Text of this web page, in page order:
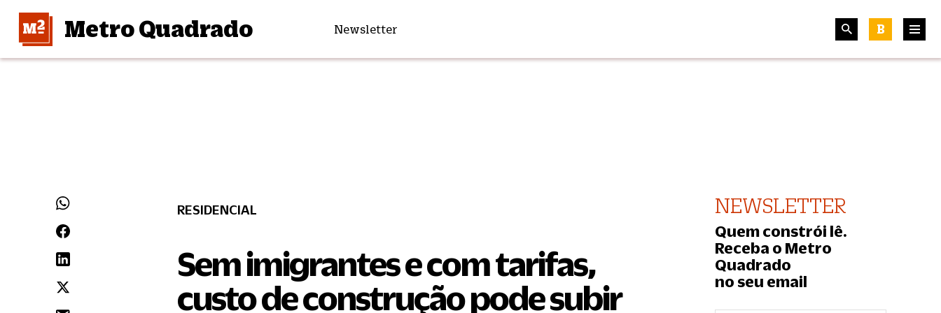
Metro Quadrado Newsletter B
RESIDENCIAL
Sem imigrantes e com tarifas,
custo de construção pode subir
NEWSLETTER
Quem constrói lê.
Receba o Metro
Quadrado
no seu email